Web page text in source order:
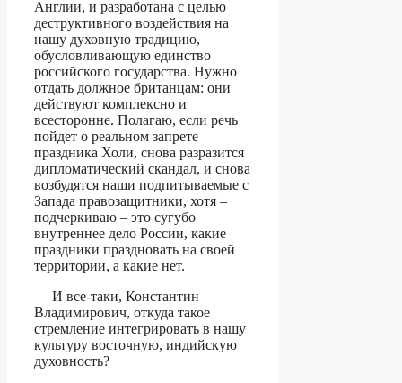
Англии, и разработана с целью
деструктивного воздействия на
нашу духовную традицию,
обусловливающую единство
российского государства. Нужно
отдать должное британцам: они
действуют комплексно и
всесторонне. Полагаю, если речь
пойдет о реальном запрете
праздника Холи, снова разразится
дипломатический скандал, и снова
возбудятся наши подпитываемые с
Запада правозащитники, хотя –
подчеркиваю – это сугубо
внутреннее дело России, какие
праздники праздновать на своей
территории, а какие нет.
— И все-таки, Константин
Владимирович, откуда такое
стремление интегрировать в нашу
культуру восточную, индийскую
духовность?